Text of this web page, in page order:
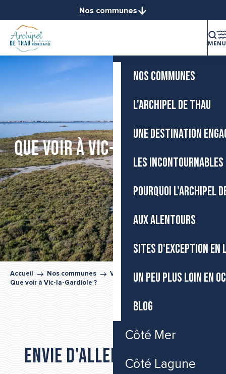
contenu
principal
Nos communes
Bouzigues
Loupian
Mèze
Mireval
Montbazin
Poussan
Sète
Vic-la-Gardiole
Villeveyrac
Accueil
NOS COMMUNES
L'ARCHIPEL DE THAU
UNE DESTINATION
LES
POURQUOI L'ARCHIPEL
AUX ALENTOURS
SITES D'EXCEPTION EN
UN PEU PLUS LOIN EN
BLOG
Côté Mer
Côté Lagune
Que voir à Vic-la-Gardiole ?
Accueil Nos communes
Vic-la-Gardiole
Que voir à Vic-la-Gardiole ?
ROUTE MÉDIÉVALE ENTRE ÉTANG ET VIGNES DE
RANDONNEE DES ARESQUIERS
Envie d'aller plus loin...